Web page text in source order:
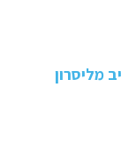
מליסרון